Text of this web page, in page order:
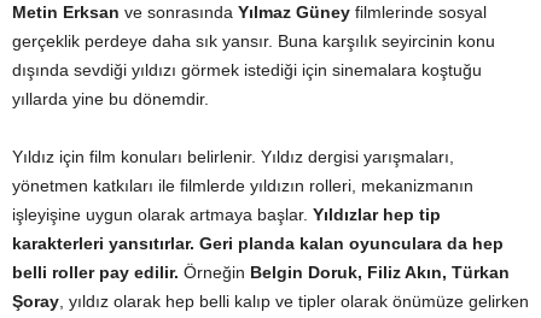
Metin Erksan ve sonrasında Yılmaz Güney filmlerinde sosyal
gerçeklik perdeye daha sık yansır. Buna karşılık seyircinin konu
dışında sevdiği yıldızı görmek istediği için sinemalara koştuğu
yıllarda yine bu dönemdir.
Yıldız için film konuları belirlenir. Yıldız dergisi yarışmaları,
yönetmen katkıları ile filmlerde yıldızın rolleri, mekanizmanın
işleyişine uygun olarak artmaya başlar. Yıldızlar hep tip
karakterleri yansıtırlar. Geri planda kalan oyunculara da hep
belli roller pay edilir. Örneğin Belgin Doruk, Filiz Akın, Türkan
Şoray , yıldız olarak hep belli kalıp ve tipler olarak önümüze gelirken